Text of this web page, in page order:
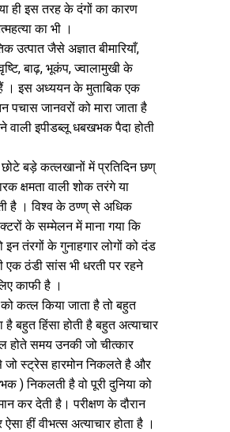
ही इस तरह के दंगों का कारण
का भी ।
उत्पात जैसे अज्ञात बीमारियाँ,
बाढ़, भूकंप, ज्वालामुखी के
इस अध्ययन के मुताबिक एक
जानवरों को मारा जाता है
वाली इपीडब्लू धबखभक पैदा होती
बड़े कत्लखानों में प्रतिदिन छण्
क्षमता वाली शोक तरंगे या
है । विश्व के ठण्ण् से अधिक
के सम्मेलन में माना गया कि
तंरगों के गुनाहगार लोगों को दंड
ठंडी सांस भी धरती पर रहने
काफी है ।
कत्ल किया जाता है तो बहुत
बहुत हिंसा होती है बहुत अत्याचार
होते समय उनकी जो चीत्कार
स्ट्रेस हारमोन निकलते है और
) निकलती है वो पूरी दुनिया को
कर देती है। परीक्षण के दौरान
हीं वीभत्स अत्याचार होता है ।